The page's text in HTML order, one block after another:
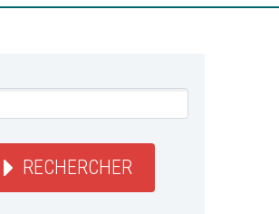
RECHERCHER